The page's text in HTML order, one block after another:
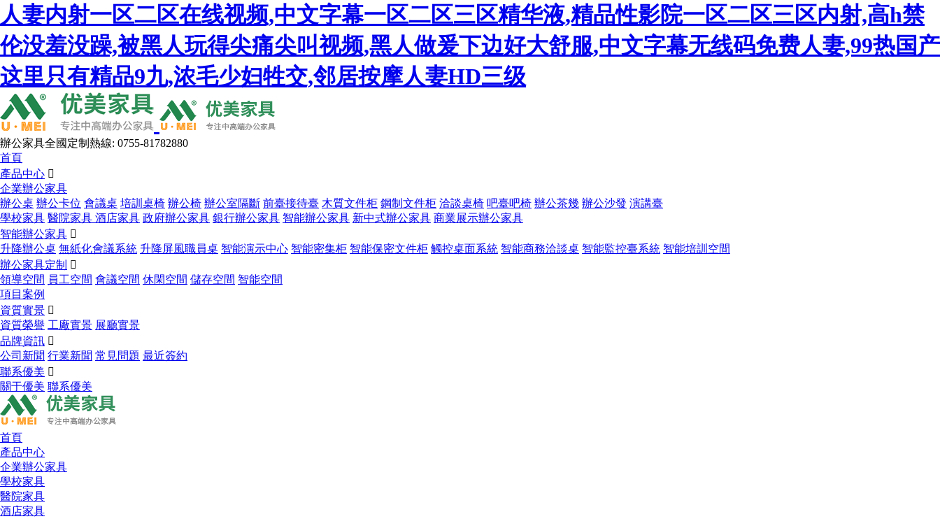
人妻内射一区二区在线视频,中文字幕一区二区三区精华液,精品性影院一区二区三区内射,高h禁
伦没羞没躁,被黑人玩得尖痛尖叫视频,黑人做爰下边好大舒服,中文字幕无线码免费人妻,99热国产
这里只有精品9九,浓毛少妇牲交,邻居按摩人妻HD三级
辦公家具全國定制熱線: 0755-81782880
首頁
產品中心 
企業辦公家具
辦公桌 辦公卡位 會議桌 培訓桌椅 辦公椅 辦公室隔斷 前臺接待臺 木質文件柜 鋼制文件柜 洽談桌椅 吧臺吧椅 辦公茶幾 辦公沙發 演講臺
學校家具 醫院家具 酒店家具 政府辦公家具 銀行辦公家具 智能辦公家具 新中式辦公家具 商業展示辦公家具
智能辦公家具 
升降辦公桌 無紙化會議系統 升降屏風職員桌 智能演示中心 智能密集柜 智能保密文件柜 觸控桌面系統 智能商務洽談桌 智能監控臺系統 智能培訓空間
辦公家具定制 
領導空間 員工空間 會議空間 休閑空間 儲存空間 智能空間
項目案例
資質實景 
資質榮譽 工廠實景 展廳實景
品牌資訊 
公司新聞 行業新聞 常見問題 最近簽約
聯系優美 
關于優美 聯系優美
首頁
產品中心
企業辦公家具
學校家具
醫院家具
酒店家具